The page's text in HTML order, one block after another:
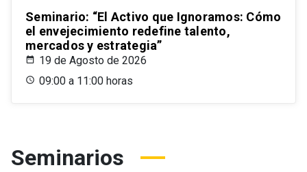
Seminario: “El Activo que Ignoramos: Cómo
el envejecimiento redefine talento,
mercados y estrategia”
19 de Agosto de 2026
09:00 a 11:00 horas
Seminarios